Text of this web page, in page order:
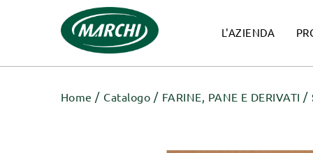
L'AZIENDA
Home Catalogo FARINE, PANE E DERIVATI